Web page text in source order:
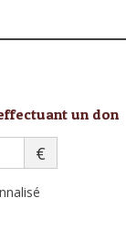
un don
€